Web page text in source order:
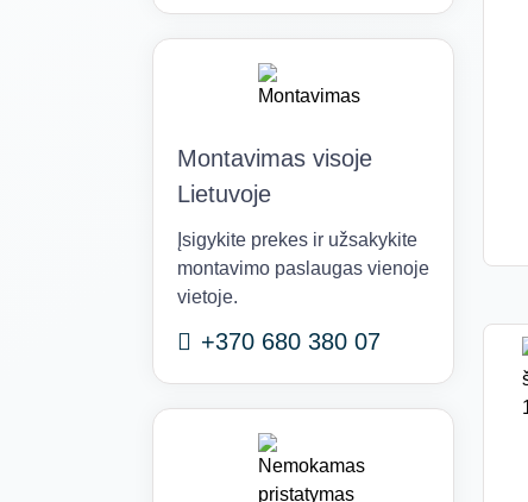
Montavimas visoje
Lietuvoje
Įsigykite prekes ir užsakykite
montavimo paslaugas vienoje
vietoje.
+370 680 380 07